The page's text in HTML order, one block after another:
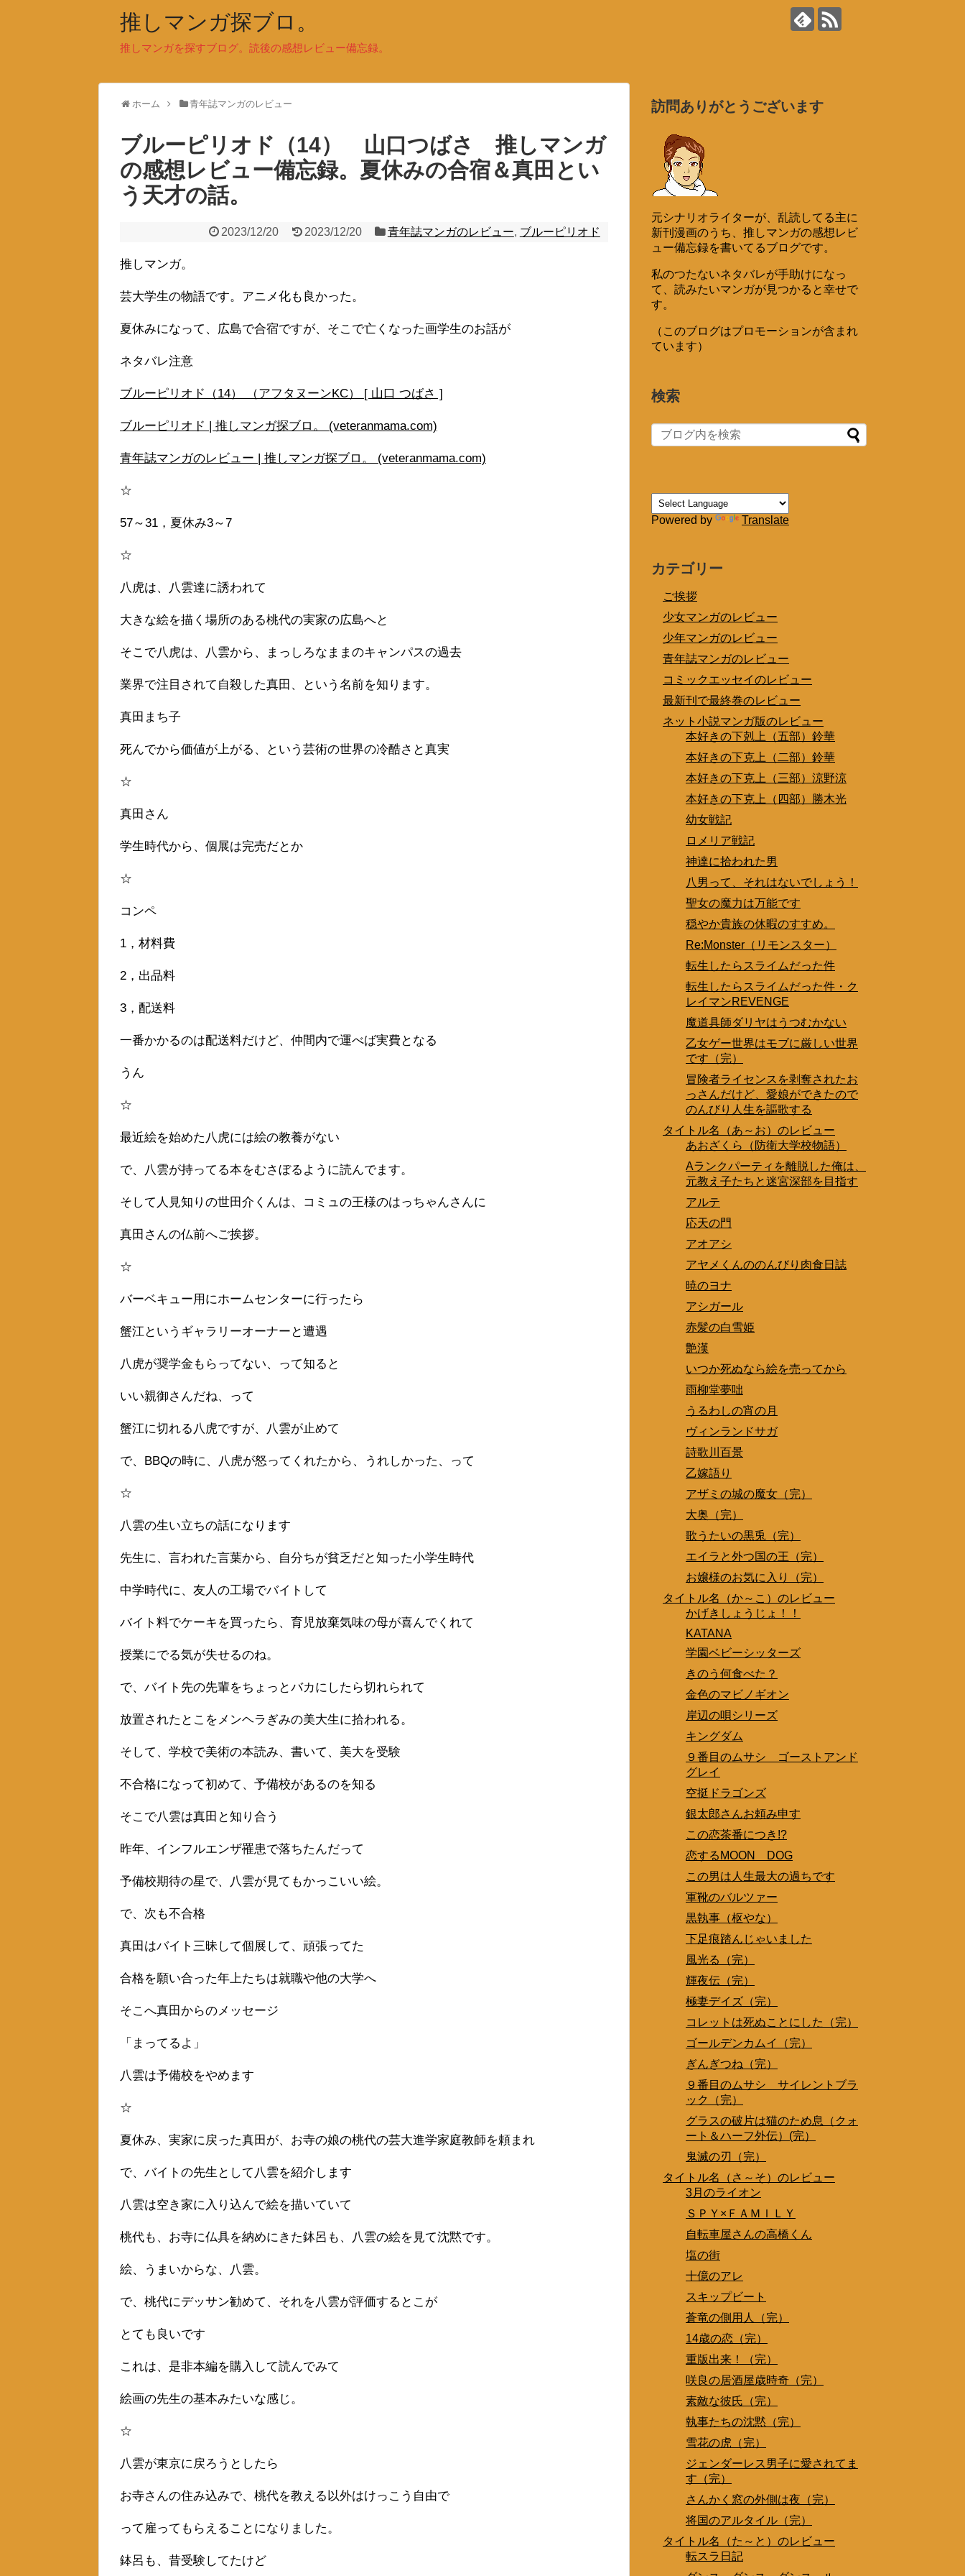
推しマンガ探ブロ。
推しマンガを探すブログ。読後の感想レビュー備忘録。
ホーム 青年誌マンガのレビュー
ブルーピリオド（14） 山口つばさ 推しマンガ
の感想レビュー備忘録。夏休みの合宿＆真田とい
う天才の話。
2023/12/20 2023/12/20 青年誌マンガのレビュー, ブルーピリオド
推しマンガ。
芸大学生の物語です。アニメ化も良かった。
夏休みになって、広島で合宿ですが、そこで亡くなった画学生のお話が
ネタバレ注意
ブルーピリオド（14） （アフタヌーンKC） [ 山口 つばさ ]
ブルーピリオド | 推しマンガ探ブロ。 (veteranmama.com)
青年誌マンガのレビュー | 推しマンガ探ブロ。 (veteranmama.com)
☆
57～31，夏休み3～7
☆
八虎は、八雲達に誘われて
大きな絵を描く場所のある桃代の実家の広島へと
そこで八虎は、八雲から、まっしろなままのキャンパスの過去
業界で注目されて自殺した真田、という名前を知ります。
真田まち子
死んでから価値が上がる、という芸術の世界の冷酷さと真実
☆
真田さん
学生時代から、個展は完売だとか
☆
コンペ
1，材料費
2，出品料
3，配送料
一番かかるのは配送料だけど、仲間内で運べば実費となる
うん
☆
最近絵を始めた八虎には絵の教養がない
で、八雲が持ってる本をむさぼるように読んでます。
そして人見知りの世田介くんは、コミュの王様のはっちゃんさんに
真田さんの仏前へご挨拶。
☆
バーベキュー用にホームセンターに行ったら
蟹江というギャラリーオーナーと遭遇
八虎が奨学金もらってない、って知ると
いい親御さんだね、って
蟹江に切れる八虎ですが、八雲が止めて
で、BBQの時に、八虎が怒ってくれたから、うれしかった、って
☆
八雲の生い立ちの話になります
先生に、言われた言葉から、自分ちが貧乏だと知った小学生時代
中学時代に、友人の工場でバイトして
バイト料でケーキを買ったら、育児放棄気味の母が喜んでくれて
授業にでる気が失せるのね。
で、バイト先の先輩をちょっとバカにしたら切れられて
放置されたとこをメンヘラぎみの美大生に拾われる。
そして、学校で美術の本読み、書いて、美大を受験
不合格になって初めて、予備校があるのを知る
そこで八雲は真田と知り合う
昨年、インフルエンザ罹患で落ちたんだって
予備校期待の星で、八雲が見てもかっこいい絵。
で、次も不合格
真田はバイト三昧して個展して、頑張ってた
合格を願い合った年上たちは就職や他の大学へ
そこへ真田からのメッセージ
「まってるよ」
八雲は予備校をやめます
☆
夏休み、実家に戻った真田が、お寺の娘の桃代の芸大進学家庭教師を頼まれ
で、バイトの先生として八雲を紹介します
八雲は空き家に入り込んで絵を描いていて
桃代も、お寺に仏具を納めにきた鉢呂も、八雲の絵を見て沈黙です。
絵、うまいからな、八雲。
で、桃代にデッサン勧めて、それを八雲が評価するとこが
とても良いです
これは、是非本編を購入して読んでみて
絵画の先生の基本みたいな感じ。
☆
八雲が東京に戻ろうとしたら
お寺さんの住み込みで、桃代を教える以外はけっこう自由で
って雇ってもらえることになりました。
鉢呂も、昔受験してたけど
訪問ありがとうございます
元シナリオライターが、乱読してる主に
新刊漫画のうち、推しマンガの感想レビ
ュー備忘録を書いてるブログです。
私のつたないネタバレが手助けになっ
て、読みたいマンガが見つかると幸せで
す。
（このブログはプロモーションが含まれ
ています）
検索
Powered by Translate
カテゴリー
ご挨拶
少女マンガのレビュー
少年マンガのレビュー
青年誌マンガのレビュー
コミックエッセイのレビュー
最新刊で最終巻のレビュー
ネット小説マンガ版のレビュー
本好きの下剋上（五部）鈴華
本好きの下克上（二部）鈴華
本好きの下克上（三部）涼野涼
本好きの下克上（四部）勝木光
幼女戦記
ロメリア戦記
神達に拾われた男
八男って、それはないでしょう！
聖女の魔力は万能です
穏やか貴族の休暇のすすめ。
Re:Monster（リモンスター）
転生したらスライムだった件
転生したらスライムだった件・ク
レイマンREVENGE
魔道具師ダリヤはうつむかない
乙女ゲー世界はモブに厳しい世界
です（完）
冒険者ライセンスを剥奪されたお
っさんだけど、愛娘ができたので
のんびり人生を謳歌する
タイトル名（あ～お）のレビュー
あおざくら（防衛大学校物語）
Aランクパーティを離脱した俺は、
元教え子たちと迷宮深部を目指す
アルテ
応天の門
アオアシ
アヤメくんののんびり肉食日誌
暁のヨナ
アシガール
赤髪の白雪姫
艶漢
いつか死ぬなら絵を売ってから
雨柳堂夢咄
うるわしの宵の月
ヴィンランドサガ
詩歌川百景
乙嫁語り
アザミの城の魔女（完）
大奥（完）
歌うたいの黒兎（完）
エイラと外つ国の王（完）
お嬢様のお気に入り（完）
タイトル名（か～こ）のレビュー
かげきしょうじょ！！
KATANA
学園ベビーシッターズ
きのう何食べた？
金色のマビノギオン
岸辺の唄シリーズ
キングダム
９番目のムサシ ゴーストアンド
グレイ
空挺ドラゴンズ
銀太郎さんお頼み申す
この恋茶番につき!?
恋するMOON DOG
この男は人生最大の過ちです
軍靴のバルツァー
黒執事（枢やな）
下足痕踏んじゃいました
風光る（完）
輝夜伝（完）
極妻デイズ（完）
コレットは死ぬことにした（完）
ゴールデンカムイ（完）
ぎんぎつね（完）
９番目のムサシ サイレントブラ
ック（完）
グラスの破片は猫のため息（クォ
ート＆ハーフ外伝）(完）
鬼滅の刃（完）
タイトル名（さ～そ）のレビュー
3月のライオン
ＳＰＹ×ＦＡＭＩＬＹ
自転車屋さんの高橋くん
塩の街
十億のアレ
スキップビート
蒼竜の側用人（完）
14歳の恋（完）
重版出来！（完）
咲良の居酒屋歳時奇（完）
素敵な彼氏（完）
執事たちの沈黙（完）
雪花の虎（完）
ジェンダーレス男子に愛されてま
す（完）
さんかく窓の外側は夜（完）
将国のアルタイル（完）
タイトル名（た～と）のレビュー
転スラ日記